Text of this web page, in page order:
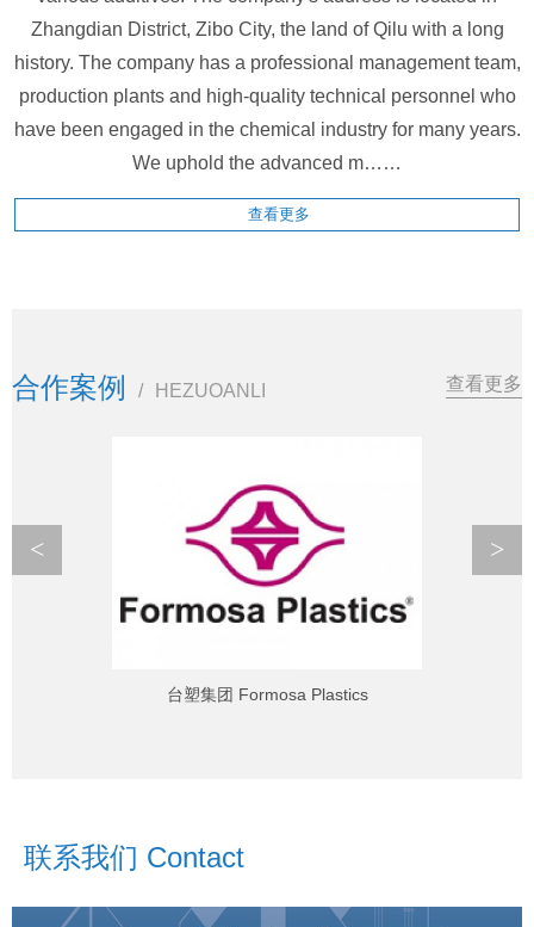
Zhangdian District, Zibo City, the land of Qilu with a long
history. The company has a professional management team,
production plants and high-quality technical personnel who
have been engaged in the chemical industry for many years.
We uphold the advanced m……
查看更多
合作案例 / HEZUOANLI 查看更多
台塑集团 Formosa Plastics
< >
联系我们 Contact